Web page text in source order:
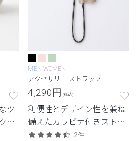
ツ
ラ
MEN WOMEN
アクセサリー:ストラップ
4,290円 (税込)
利便性とデザイン性を兼ね
備えたカラビナ付きストラ
ップ
2件